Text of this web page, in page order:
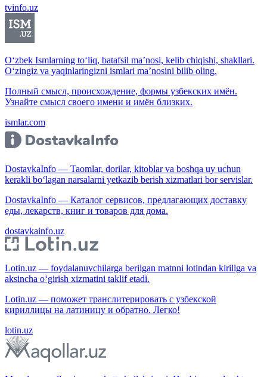
tvinfo.uz
O‘zbek Ismlarning to‘liq, batafsil ma’nosi, kelib chiqishi, shakllari.
O‘zingiz va yaqinlaringizni ismlari ma’nosini bilib oling.
Полный смысл, происхождение, формы узбекских имён.
Узнайте смысл своего имени и имён близких.
ismlar.com
DostavkaInfo — Taomlar, dorilar, kitoblar va boshqa uy uchun
kerakli bo‘lagan narsalarni yetkazib berish xizmatlari bor servislar.
DostavkaInfo — Каталог сервисов, предлагающих доставку
еды, лекарств, книг и товаров для дома.
dostavkainfo.uz
Lotin.uz — foydalanuvchilarga berilgan matnni lotindan kirillga va
aksincha o‘girish xizmatini taklif etadi.
Lotin.uz — поможет транслитерировать с узбекской
кириллицы на латиницу и обратно. Легко!
lotin.uz